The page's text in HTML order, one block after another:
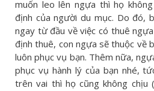
muốn leo lên ngựa thì họ
định của người du mục. Do đó,
ngay từ đầu về việc có thuê
định thuê, con ngựa sẽ thuộc về
luôn phục vụ bạn. Thêm nữa,
phục vụ hành lý của bạn nhé,
trên vai thì họ cũng không